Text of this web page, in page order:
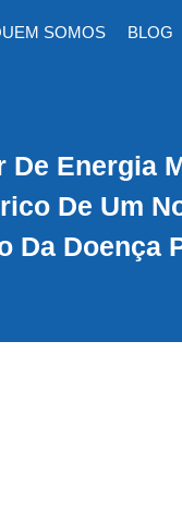
SOMOS BLOG
Energia
De Um
Da Doença